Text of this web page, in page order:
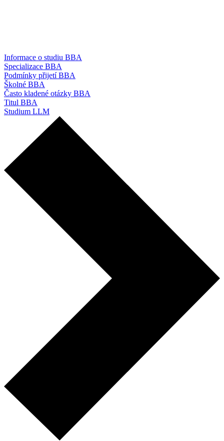
Informace o studiu BBA
Specializace BBA
Podmínky přijetí BBA
Školné BBA
Často kladené otázky BBA
Titul BBA
Studium LLM